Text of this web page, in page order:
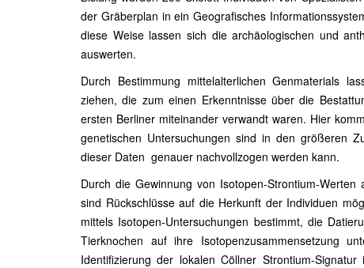
der Gräberplan in ein Geografisches
diese Weise lassen sich die archäologischen und
auswerten.
Durch Bestimmung mittelalterlichen Genmaterials
ziehen, die zum einen Erkenntnisse über die
ersten Berliner miteinander verwandt waren. Hier
genetischen Untersuchungen sind in den größeren
dieser Daten genauer nachvollzogen werden kann.
Durch die Gewinnung von Isotopen-Strontium-
sind Rückschlüsse auf die Herkunft der Individuen
mittels Isotopen-Untersuchungen bestimmt, die
Tierknochen auf ihre Isotopenzusammensetzung
Identifizierung der lokalen Cöllner Strontium-